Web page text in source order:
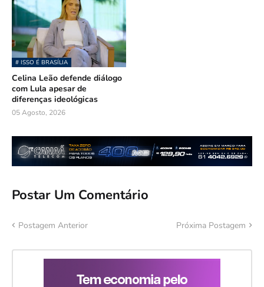
# ISSO É BRASÍLIA
Celina Leão defende diálogo
com Lula apesar de
diferenças ideológicas
05 Agosto, 2026
Postar Um Comentário
Postagem Anterior Próxima Postagem